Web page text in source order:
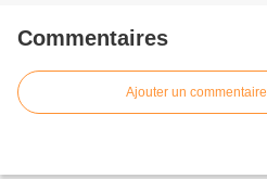
Commentaires
Ajouter un commentaire